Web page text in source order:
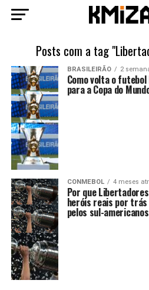
Posts com a tag
BRASILEIRÃO 2
Como volta o
para a Copa do
CONMEBOL 4 meses
Por que
heróis reais por
pelos sul-americanos